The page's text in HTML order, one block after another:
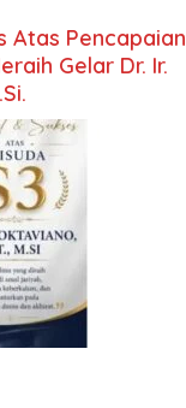
Atas Pencapaian
Gelar Dr. Ir.